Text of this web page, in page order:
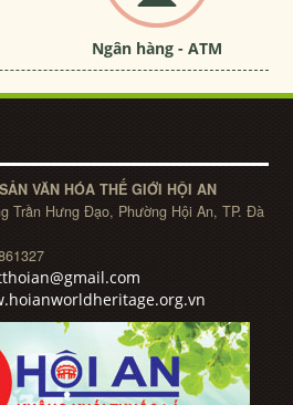
Ngân hàng - ATM
VĂN HÓA THẾ GIỚI HỘI AN
Trần Hưng Đạo, Phường Hội An, TP. Đà